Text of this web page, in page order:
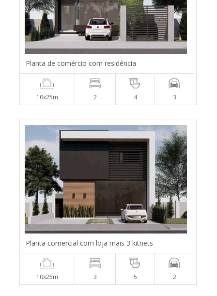
Planta de comércio com residência
10x25m 2 4 3
Planta comercial com loja mais 3 kitnets
10x25m 3 5 2